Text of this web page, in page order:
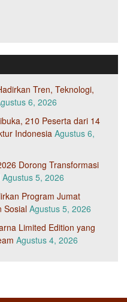
Tren, Teknologi,
6, 2026
210 Peserta dari 14
Indonesia Agustus 6,
Dorong Transformasi
Agustus 5, 2026
Program Jumat
Sosial Agustus 5, 2026
Limited Edition yang
Agustus 4, 2026